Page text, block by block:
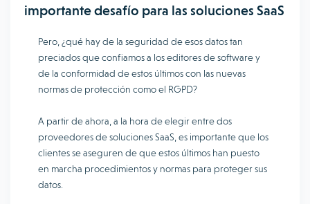
importante desafío para las soluciones SaaS
Pero, ¿qué hay de la seguridad de esos datos tan
preciados que confiamos a los editores de software y
de la conformidad de estos últimos con las nuevas
normas de protección como el RGPD?
A partir de ahora, a la hora de elegir entre dos
proveedores de soluciones SaaS, es importante que los
clientes se aseguren de que estos últimos han puesto
en marcha procedimientos y normas para proteger sus
datos.